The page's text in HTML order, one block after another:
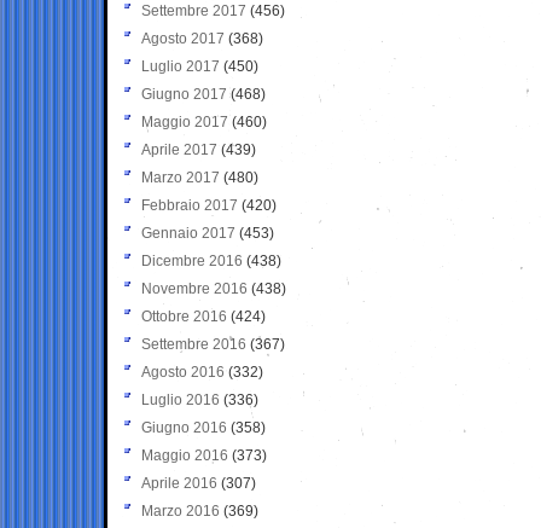
Settembre 2017 (456)
Agosto 2017 (368)
Luglio 2017 (450)
Giugno 2017 (468)
Maggio 2017 (460)
Aprile 2017 (439)
Marzo 2017 (480)
Febbraio 2017 (420)
Gennaio 2017 (453)
Dicembre 2016 (438)
Novembre 2016 (438)
Ottobre 2016 (424)
Settembre 2016 (367)
Agosto 2016 (332)
Luglio 2016 (336)
Giugno 2016 (358)
Maggio 2016 (373)
Aprile 2016 (307)
Marzo 2016 (369)